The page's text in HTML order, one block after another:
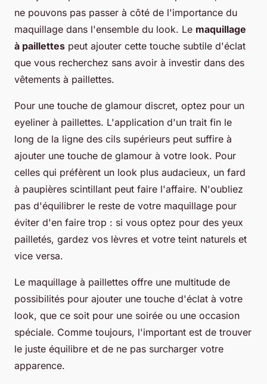
ne pouvons pas passer à côté de l'importance du
maquillage dans l'ensemble du look. Le maquillage
à paillettes peut ajouter cette touche subtile d'éclat
que vous recherchez sans avoir à investir dans des
vêtements à paillettes.
Pour une touche de glamour discret, optez pour un
eyeliner à paillettes. L'application d'un trait fin le
long de la ligne des cils supérieurs peut suffire à
ajouter une touche de glamour à votre look. Pour
celles qui préfèrent un look plus audacieux, un fard
à paupières scintillant peut faire l'affaire. N'oubliez
pas d'équilibrer le reste de votre maquillage pour
éviter d'en faire trop : si vous optez pour des yeux
pailletés, gardez vos lèvres et votre teint naturels et
vice versa.
Le maquillage à paillettes offre une multitude de
possibilités pour ajouter une touche d'éclat à votre
look, que ce soit pour une soirée ou une occasion
spéciale. Comme toujours, l'important est de trouver
le juste équilibre et de ne pas surcharger votre
apparence.